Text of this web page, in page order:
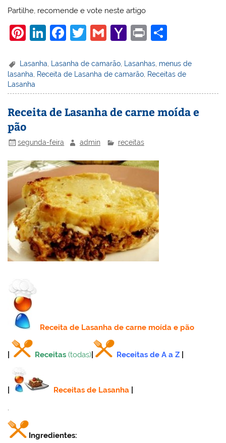
Partilhe, recomende e vote neste artigo
Pi
er
e
st
Li
k
e
dI
n
F
c
e
b
o
k
T
itt
er
G
ai
l
Y
h
o
o
M
l
Pr
t
ar
e
Lasanha Lasanha de camarão Lasanhas menus de
lasanha, Receita de Lasanha de camarão, Receitas de
Lasanha
Receita de Lasanha de carne moída e
pão
segunda-feira admin receitas
Receitade Lasanha de carne moída e pão
Receitas (todas) Receitas de A a Z
Receitas de Lasanha
.
Ingredientes: